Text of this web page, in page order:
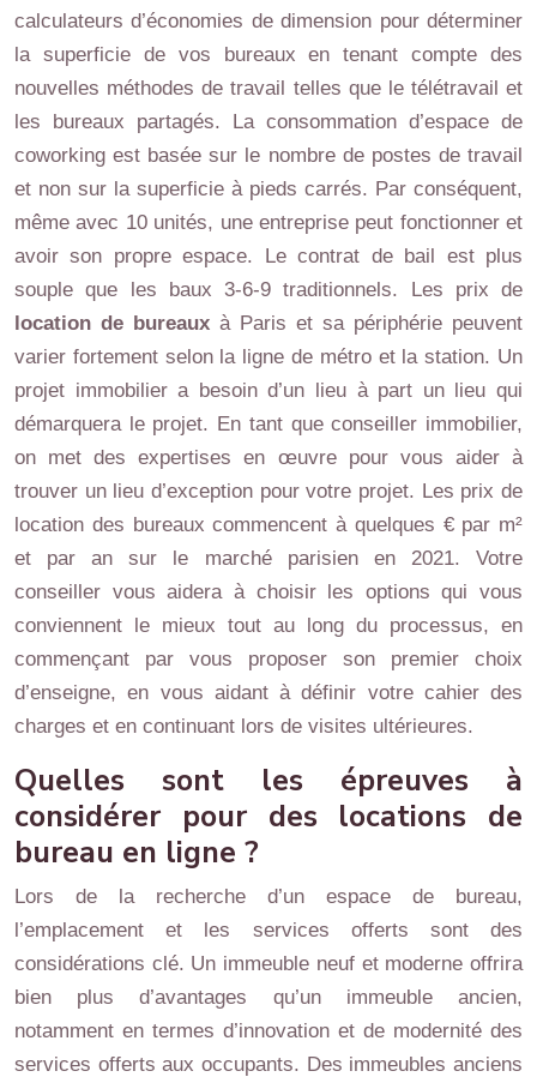
calculateurs d’économies de dimension pour déterminer
la superficie de vos bureaux en tenant compte des
nouvelles méthodes de travail telles que le télétravail et
les bureaux partagés. La consommation d’espace de
coworking est basée sur le nombre de postes de travail
et non sur la superficie à pieds carrés. Par conséquent,
même avec 10 unités, une entreprise peut fonctionner et
avoir son propre espace. Le contrat de bail est plus
souple que les baux 3-6-9 traditionnels. Les prix de
location de bureaux à Paris et sa périphérie peuvent
varier fortement selon la ligne de métro et la station. Un
projet immobilier a besoin d’un lieu à part un lieu qui
démarquera le projet. En tant que conseiller immobilier,
on met des expertises en œuvre pour vous aider à
trouver un lieu d’exception pour votre projet. Les prix de
location des bureaux commencent à quelques € par m²
et par an sur le marché parisien en 2021. Votre
conseiller vous aidera à choisir les options qui vous
conviennent le mieux tout au long du processus, en
commençant par vous proposer son premier choix
d’enseigne, en vous aidant à définir votre cahier des
charges et en continuant lors de visites ultérieures.
Quelles sont les épreuves à
considérer pour des locations de
bureau en ligne ?
Lors de la recherche d’un espace de bureau,
l’emplacement et les services offerts sont des
considérations clé. Un immeuble neuf et moderne offrira
bien plus d’avantages qu’un immeuble ancien,
notamment en termes d’innovation et de modernité des
services offerts aux occupants. Des immeubles anciens